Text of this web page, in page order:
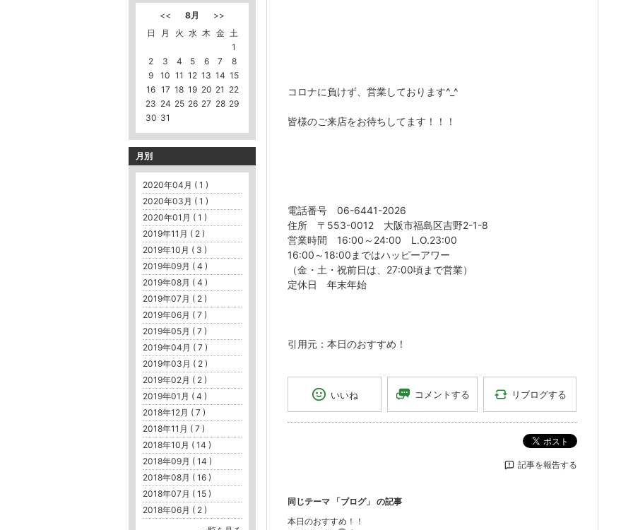
コロナに負けず、営業しております^_^
皆様のご来店をお待ちしてます！！！
電話番号 06-6441-2026
住所 〒553-0012 大阪市福島区吉野2-1-8
営業時間 16:00～24:00 L.O.23:00
16:00～18:00まではハッピーアワー
（金・土・祝前日は、27:00頃まで営業）
定休日 年末年始
引用元： 本日のおすすめ！
いいね コメントする リブログする
ポスト
記事を報告する
同じテーマ 「ブログ」 の記事
本日のおすすめ！！
<< 8月
>>
日
月 火 水 木 金 土
1
2
3 4 5 6 7
8
9
10 11 12 13 14 15
16 17 18 19 20 21 22
23 24 25 26 27 28 29
30 31
月別
2020年04月 ( 1 )
2020年03月 ( 1 )
2020年01月 ( 1 )
2019年11月 ( 2 )
2019年10月 ( 3 )
2019年09月 ( 4 )
2019年08月 ( 4 )
2019年07月 ( 2 )
2019年06月 ( 7 )
2019年05月 ( 7 )
2019年04月 ( 7 )
2019年03月 ( 2 )
2019年02月 ( 2 )
2019年01月 ( 4 )
2018年12月 ( 7 )
2018年11月 ( 7 )
2018年10月 ( 14 )
2018年09月 ( 14 )
2018年08月 ( 16 )
2018年07月 ( 15 )
2018年06月 ( 2 )